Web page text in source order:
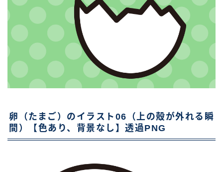
卵（たまご）のイラスト06（上の殻が外れる瞬
間）【色あり、背景なし】透過PNG